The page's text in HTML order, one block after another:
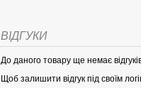
ВІДГУКИ
До даного товару ще немає
Щоб залишити відгук під своїм